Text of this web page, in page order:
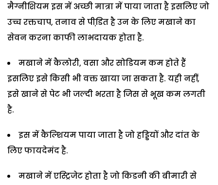
मैग्नीशियम इस में अच्छी मात्रा में पाया जाता है इसलिए जो
उच्च रक्तचाप, तनाव से पीडि़त है उन के लिए मखाने का
सेवन करना काफी लाभदायक होता है.
मखाने में कैलोरी, वसा और सोडियम कम होते हैं
इसलिए इसे किसी भी वक्त खाया जा सकता है. यही नहीं,
इसे खाने से पेट भी जल्दी भरता है जिस से भूख कम लगती
है.
इस में कैल्शियम पाया जाता है जो हड्डियों और दांत के
लिए फायदेमंद है.
मखाने में एस्ट्रिजेट होता है जो किडनी की बीमारी से